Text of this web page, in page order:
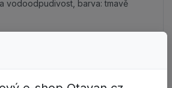
vodoodpudivost, barva: tmavě
C-Stat“, směsová se
a vodoodpudivost, barva: